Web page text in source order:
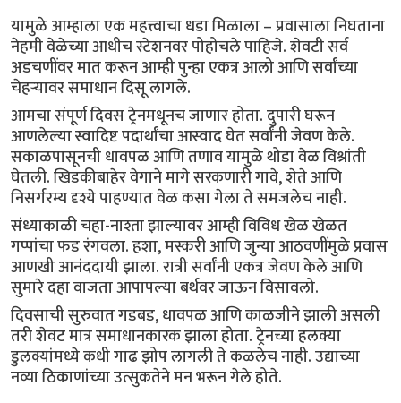
यामुळे आम्हाला एक महत्त्वाचा धडा मिळाला – प्रवासाला निघताना
नेहमी वेळेच्या आधीच स्टेशनवर पोहोचले पाहिजे. शेवटी सर्व
अडचणींवर मात करून आम्ही पुन्हा एकत्र आलो आणि सर्वांच्या
चेहऱ्यावर समाधान दिसू लागले.
आमचा संपूर्ण दिवस ट्रेनमधूनच जाणार होता. दुपारी घरून
आणलेल्या स्वादिष्ट पदार्थांचा आस्वाद घेत सर्वांनी जेवण केले.
सकाळपासूनची धावपळ आणि तणाव यामुळे थोडा वेळ विश्रांती
घेतली. खिडकीबाहेर वेगाने मागे सरकणारी गावे, शेते आणि
निसर्गरम्य दृश्ये पाहण्यात वेळ कसा गेला ते समजलेच नाही.
संध्याकाळी चहा-नाश्ता झाल्यावर आम्ही विविध खेळ खेळत
गप्पांचा फड रंगवला. हशा, मस्करी आणि जुन्या आठवणींमुळे प्रवास
आणखी आनंददायी झाला. रात्री सर्वांनी एकत्र जेवण केले आणि
सुमारे दहा वाजता आपापल्या बर्थवर जाऊन विसावलो.
दिवसाची सुरुवात गडबड, धावपळ आणि काळजीने झाली असली
तरी शेवट मात्र समाधानकारक झाला होता. ट्रेनच्या हलक्या
डुलक्यांमध्ये कधी गाढ झोप लागली ते कळलेच नाही. उद्याच्या
नव्या ठिकाणांच्या उत्सुकतेने मन भरून गेले होते.